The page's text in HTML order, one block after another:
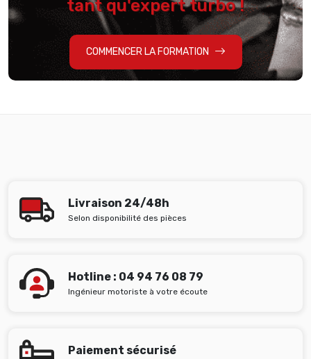
tant qu'expert turbo !
COMMENCER LA FORMATION
Livraison 24/48h
Selon disponibilité des pièces
Hotline : 04 94 76 08 79
Ingénieur motoriste à votre écoute
Paiement sécurisé